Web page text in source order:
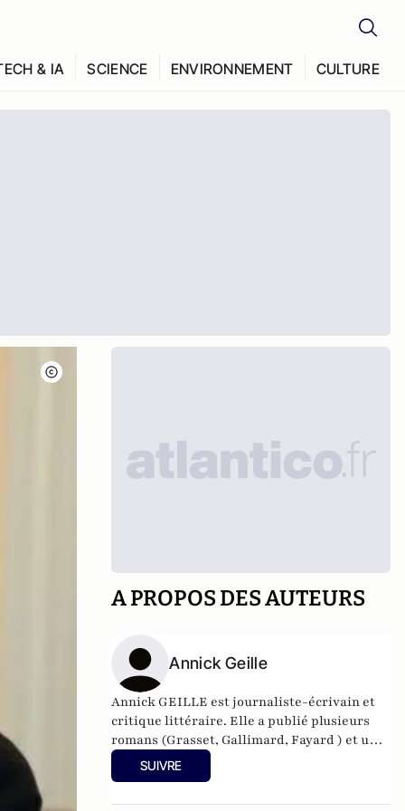
& IA SCIENCE ENVIRONNEMENT CULTURE
A PROPOS DES AUTEURS
Annick Geille
Annick GEILLE est journaliste-écrivain et
critique littéraire. Elle a publié plusieurs
romans (Grasset, Gallimard, Fayard ) et un
essai : « Le nouvel Homme » (Lattès) Elle a
obtenu entre autres le prix du Premier
SUIVRE